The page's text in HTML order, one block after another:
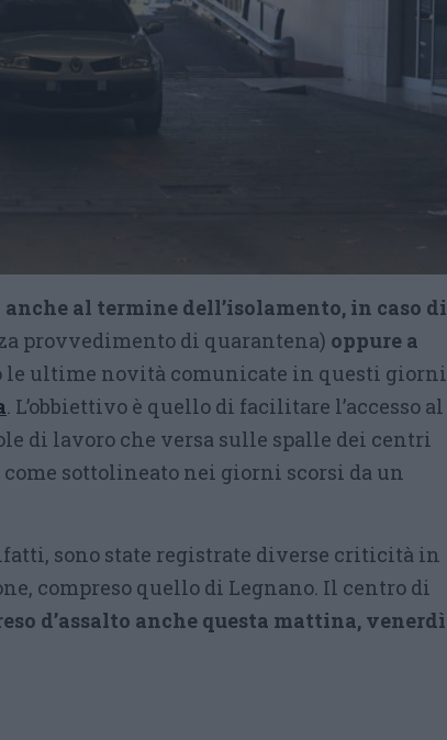
al termine dell’isolamento, in caso di
provvedimento di quarantena) oppure a
le ultime novità comunicate in questi giorni
. L’obbiettivo è quello di facilitare l’accesso al
di lavoro che versa sulle spalle dei centri
sottolineato nei giorni scorsi da un
sono state registrate diverse criticità in
compreso quello di Legnano. Il centro di
d’assalto anche questa mattina, venerdì